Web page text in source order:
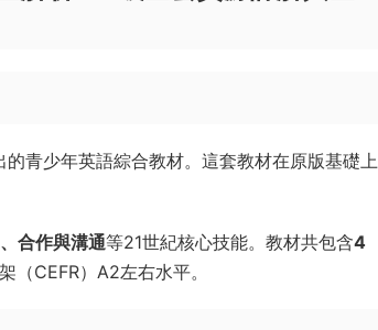
青少年英語綜合教材。這套教材在原版基礎上
合作與溝通等21世紀核心技能。教材共包含4
CEFR）A2左右水平。